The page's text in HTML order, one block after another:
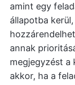
amint egy
állapotba
annak
megjegyzést a
akkor, ha a